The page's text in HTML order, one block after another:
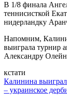
В 1/8 финала
теннисисткой
нидерландку
Напомним,
выиграла турнир
Александру
кстати
Калинина
– украинское